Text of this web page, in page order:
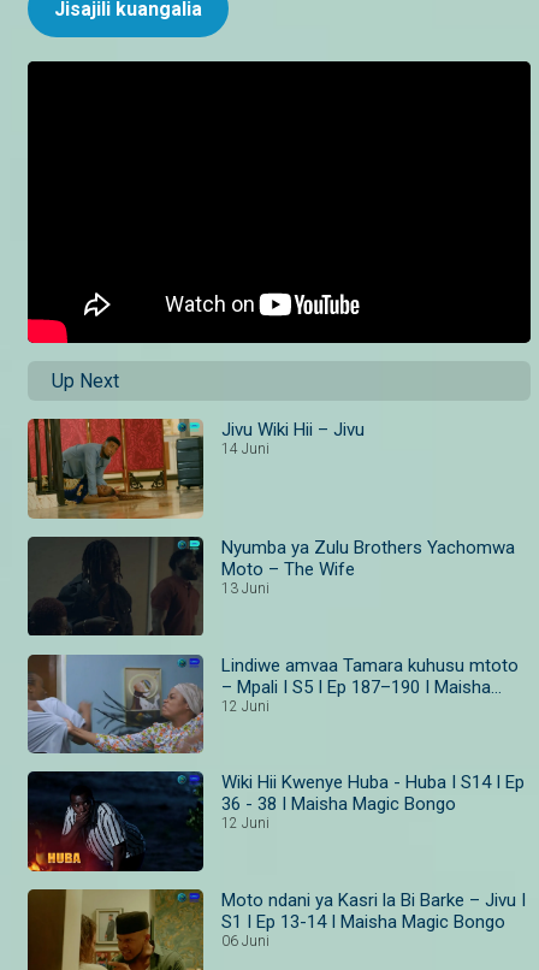
Jisajili kuangalia
Up Next
Jivu Wiki Hii – Jivu
14 Juni
Nyumba ya Zulu Brothers Yachomwa
Moto – The Wife
13 Juni
Lindiwe amvaa Tamara kuhusu mtoto
– Mpali I S5 I Ep 187–190 I Maisha
Magic Bongo
12 Juni
Wiki Hii Kwenye Huba - Huba I S14 I Ep
36 - 38 I Maisha Magic Bongo
12 Juni
Moto ndani ya Kasri la Bi Barke – Jivu I
S1 I Ep 13-14 I Maisha Magic Bongo
06 Juni